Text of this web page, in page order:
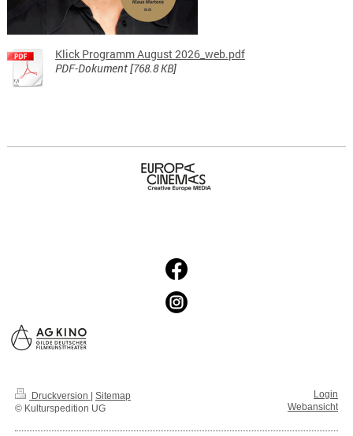
Klick Programm August 2026_web.pdf
PDF-Dokument [768.8 KB]
Druckversion
Sitemap
© Kulturspedition UG
Login
Webansicht